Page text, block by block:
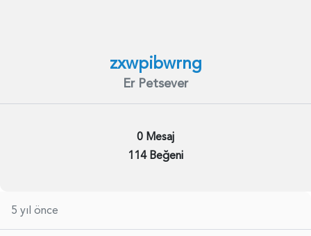
zxwpibwrng
Er Petsever
0 Mesaj
114 Beğeni
5 yıl önce